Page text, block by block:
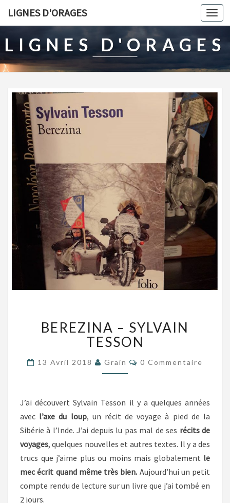
LIGNES D'ORAGES
LIGNES D'ORAGES
–
SYLVAIN
TESSON
BEREZINA – SYLVAIN
TESSON
13 Avril 2018 Grain Commentaires
0 Commentaire
J’ai découvert Sylvain Tesson il y a quelques années
avec l’axe du loup, un récit de voyage à pied de la
Sibérie à l’Inde. J’ai depuis lu pas mal de ses récits de
voyages, quelques nouvelles et autres textes. Il y a des
trucs que j’aime plus ou moins mais globalement le
mec écrit quand même très bien. Aujourd’hui un petit
compte rendu de lecture sur un livre que j’ai tombé en
2 jours.